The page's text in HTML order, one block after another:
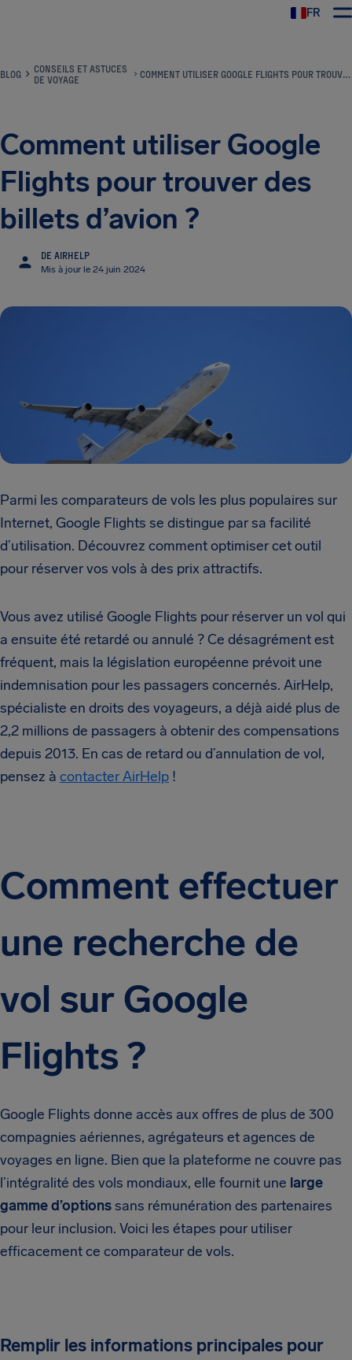
FR
BLOG
CONSEILS ET ASTUCES
DE VOYAGE
COMMENT UTILISER GOOGLE FLIGHTS POUR TROUVER DES BILLETS D’AVION ?
Comment utiliser Google
Flights pour trouver des
billets d’avion ?
DE AIRHELP
Mis à jour le 24 juin 2024
Parmi les comparateurs de vols les plus populaires sur
Internet, Google Flights se distingue par sa facilité
d’utilisation. Découvrez comment optimiser cet outil
pour réserver vos vols à des prix attractifs.
Vous avez utilisé Google Flights pour réserver un vol qui
a ensuite été retardé ou annulé ? Ce désagrément est
fréquent, mais la législation européenne prévoit une
indemnisation pour les passagers concernés. AirHelp,
spécialiste en droits des voyageurs, a déjà aidé plus de
2,2 millions de passagers à obtenir des compensations
depuis 2013. En cas de retard ou d’annulation de vol,
pensez à contacter AirHelp !
Comment effectuer
une recherche de
vol sur Google
Flights ?
Google Flights donne accès aux offres de plus de 300
compagnies aériennes, agrégateurs et agences de
voyages en ligne. Bien que la plateforme ne couvre pas
l’intégralité des vols mondiaux, elle fournit une large
gamme d’optionssans rémunération des partenaires
pour leur inclusion. Voici les étapes pour utiliser
efficacement ce comparateur de vols.
Remplir les informations principales pour